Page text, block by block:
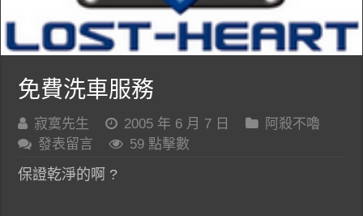
免費洗車服務
寂寞先生 2005 年 6 月 7 日
阿殺不嚕
發表留言
59 點擊數
保證乾淨的啊 ?